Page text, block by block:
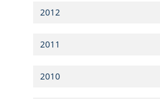
2012
2011
2010